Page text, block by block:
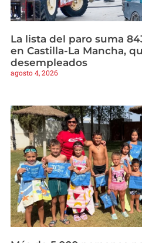
La lista del paro suma
en Castilla-La Mancha,
desempleados
agosto 4, 2026